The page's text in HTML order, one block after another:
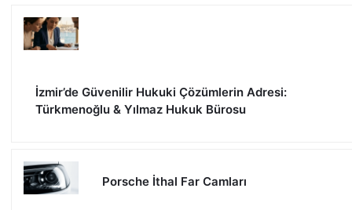
İzmir’de Güvenilir Hukuki Çözümlerin Adresi:
Türkmenoğlu & Yılmaz Hukuk Bürosu
Porsche İthal Far Camları